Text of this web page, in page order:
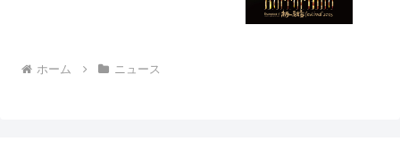
ホーム ニュース